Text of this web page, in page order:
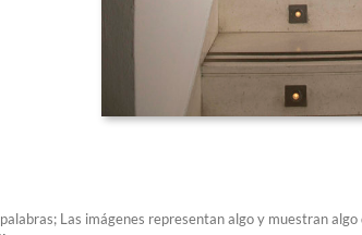
Las imágenes representan algo y muestran